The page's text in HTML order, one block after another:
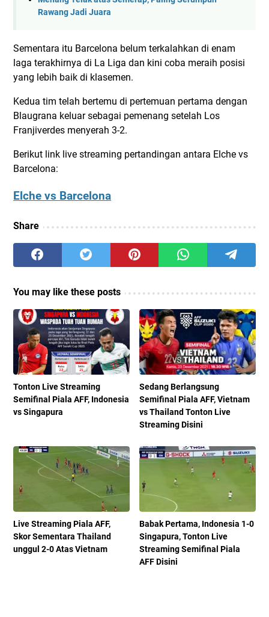
Rawang Jadi Juara
Sementara itu Barcelona belum terkalahkan di enam
laga terakhirnya di La Liga dan kini coba meraih posisi
yang lebih baik di klasemen.
Kedua tim telah bertemu di pertemuan pertama dengan
Blaugrana keluar sebagai pemenang setelah Los
Franjiverdes menyerah 3-2.
Berikut link live streaming pertandingan antara Elche vs
Barcelona:
Elche vs Barcelona
Share
You may like these posts
Tonton Live Streaming
Semifinal Piala AFF, Indonesia
vs Singapura
Sedang Berlangsung
Semifinal Piala AFF, Vietnam
vs Thailand Tonton Live
Streaming Disini
Live Streaming Piala AFF,
Skor Sementara Thailand
unggul 2-0 Atas Vietnam
Babak Pertama, Indonesia 1-0
Singapura, Tonton Live
Streaming Semifinal Piala
AFF Disini